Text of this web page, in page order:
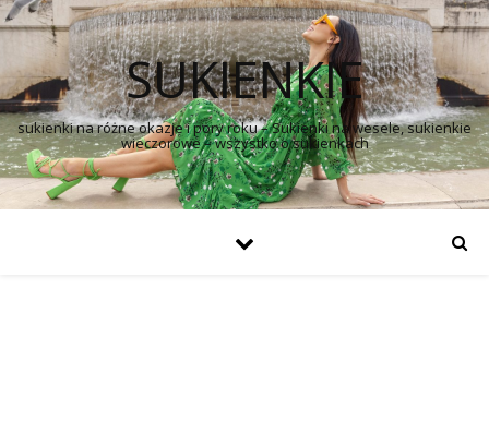
SUKIENKIE
sukienki na różne okazje i pory roku – Sukienki na wesele, sukienkie
wieczorowe – wszystko o sukienkach